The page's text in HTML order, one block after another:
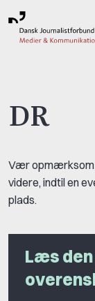
DR
Vær opmærksom
videre, indtil en
plads.
Læs